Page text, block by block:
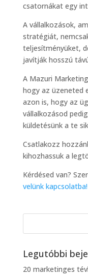
csatornákat egy
A vállalkozások,
stratégiát,
teljesítményüket,
javítják hosszú
A Mazuri
hogy az üzeneted
azon is, hogy az
vállalkozásod
küldetésünk a te
Csatlakozz
kihozhassuk a
Kérdésed van?
velünk kapcsolatba!
Legutóbbi
20 marketinges